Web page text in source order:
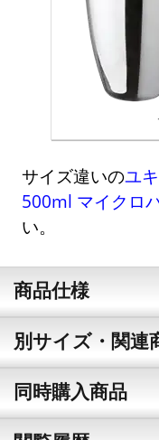
サイズ違いのユ
500ml マイクロ
い。
商品仕様
別サイズ・関連
同時購入商品